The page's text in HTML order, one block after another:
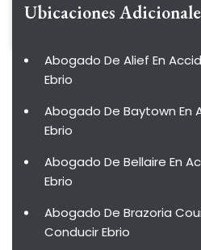
Ubicaciones
Abogado De Alief En
Ebrio
Abogado De Baytown En
Ebrio
Abogado De Bellaire En
Ebrio
Abogado De Brazoria
Conducir Ebrio